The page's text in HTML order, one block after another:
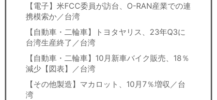
【電子】米FCC委員が訪台、O-RAN産業での連
携模索か／台湾
【自動車・二輪車】トヨタヤリス、23年Q3に
台湾生産終了／台湾
【自動車・二輪車】10月新車バイク販売、18％
減少【図表】／台湾
【その他製造】マカロット、10月7％増収／台
湾